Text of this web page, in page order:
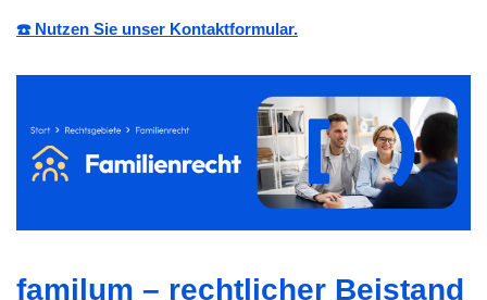
☎️ Nutzen Sie unser Kontaktformular.
familum – rechtlicher Beistand